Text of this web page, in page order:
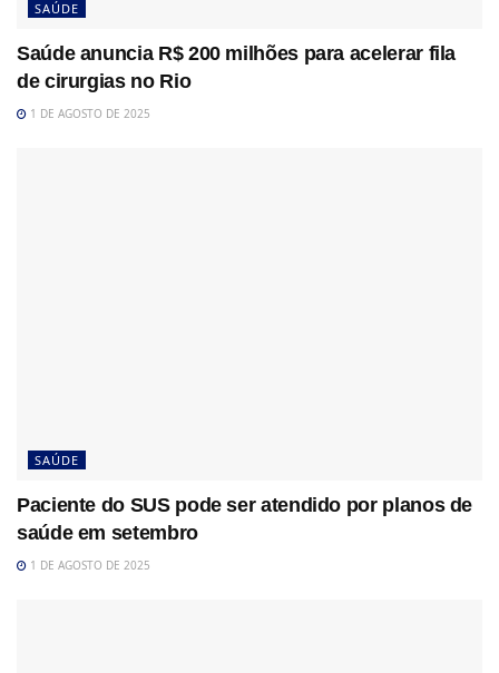
SAÚDE
Saúde anuncia R$ 200 milhões para acelerar fila
de cirurgias no Rio
1 DE AGOSTO DE 2025
SAÚDE
Paciente do SUS pode ser atendido por planos de
saúde em setembro
1 DE AGOSTO DE 2025